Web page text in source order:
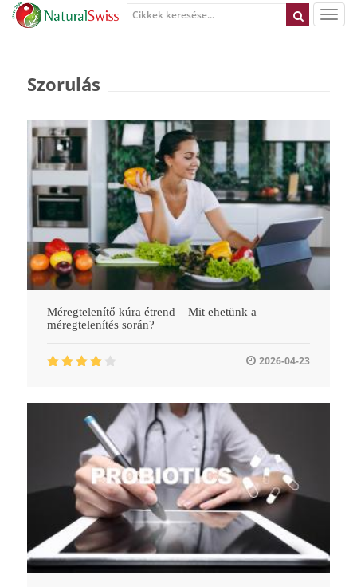
Szorulás
Méregtelenítő kúra étrend – Mit ehetünk a
méregtelenítés során?
2026-04-23